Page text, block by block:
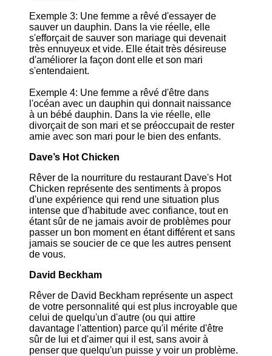
Exemple 3: Une femme a rêvé d'essayer de
sauver un dauphin. Dans la vie réelle, elle
s'efforçait de sauver son mariage qui devenait
très ennuyeux et vide. Elle était très désireuse
d'améliorer la façon dont elle et son mari
s'entendaient.
Exemple 4: Une femme a rêvé d'être dans
l'océan avec un dauphin qui donnait naissance
à un bébé dauphin. Dans la vie réelle, elle
divorçait de son mari et se préoccupait de rester
amie avec son mari pour le bien des enfants.
Dave’s Hot Chicken
Rêver de la nourriture du restaurant Dave's Hot
Chicken représente des sentiments à propos
d'une expérience qui rend une situation plus
intense que d'habitude avec confiance, tout en
étant sûr de ne jamais avoir de problèmes pour
passer un bon moment en étant différent et sans
jamais se soucier de ce que les autres pensent
de vous.
David Beckham
Rêver de David Beckham représente un aspect
de votre personnalité qui est plus incroyable que
celui de quelqu'un d'autre (ou qui attire
davantage l'attention) parce qu'il mérite d'être
sûr de lui et d'aimer qui il est, sans avoir à
penser que quelqu'un puisse y voir un problème.